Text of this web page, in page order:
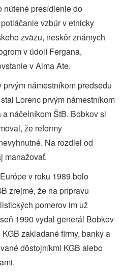
nútené presídlenie do
vzbúr v etnicky
zväzu, neskôr známych
v údolí Fergana,
v Alma Ate.
námestníkom predsedu
Lorenc prvým námestníkom
náčelníkom ŠtB. Bobkov si
že reformy
Na rozdiel od
manažovať.
v roku 1989 bolo
zrejmé, že na prípravu
pomerov im už
1990 vydal generál Bobkov
zakladané firmy, banky a
dôstojníkmi KGB alebo